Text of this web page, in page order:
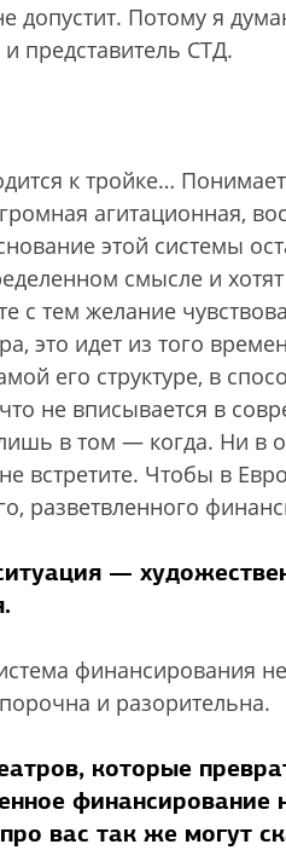
допустит. Потому я
представитель СТД.
к тройке…
агитационная,
этой системы
смысле и
с тем желание
это идет из того
его структуре, в
не вписывается в
в том — когда. Ни в
встретите. Чтобы в
разветвленного
—
финансирования
и разорительна.
которые
вас так же могут